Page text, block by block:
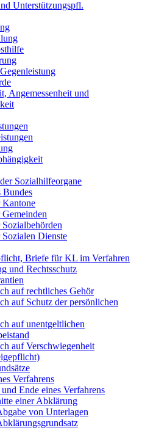
Unterstützungspfl.
Angemessenheit und
Sozialhilfeorgane
Bundes
Kantone
Dienste
Briefe für KL im Verfahren
und Rechtsschutz
auf rechtliches Gehör
auf Schutz der persönlichen
auf unentgeltlichen
auf Verschwiegenheit
Verfahrens
Ende eines Verfahrens
einer Abklärung
von Unterlagen